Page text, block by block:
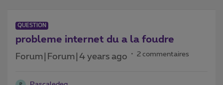
QUESTION
probleme internet du a la foudre
Forum|Forum|4 years ago 2 commentaires